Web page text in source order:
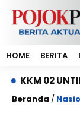
HOME BERITA
02 UNTIRTA
Beranda /